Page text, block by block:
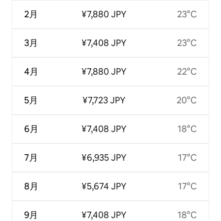
2月
3月
4月
5月
6月
7月
8月
9月
¥7,880 JPY
¥7,408 JPY
¥7,880 JPY
¥7,723 JPY
¥7,408 JPY
¥6,935 JPY
¥5,674 JPY
¥7,408 JPY
23°C
23°C
22°C
20°C
18°C
17°C
17°C
18°C